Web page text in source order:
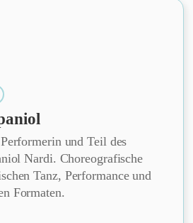
und Teil des
Nardi. Choreografische
Tanz, Performance und
Formaten.